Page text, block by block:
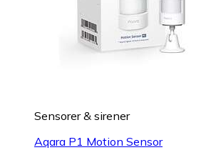
Sensorer & sirener
Aqara P1 Motion Sensor